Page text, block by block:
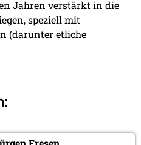
Jahren verstärkt in die
speziell mit
(darunter etliche